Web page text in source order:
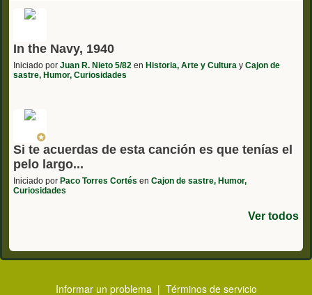
In the Navy, 1940
Iniciado por Juan R. Nieto 5/82 en Historia, Arte y Cultura y Cajon de
sastre, Humor, Curiosidades
Si te acuerdas de esta canción es que tenías el
pelo largo...
Iniciado por Paco Torres Cortés en Cajon de sastre, Humor,
Curiosidades
Ver todos
Informar un problema | Términos de servicio